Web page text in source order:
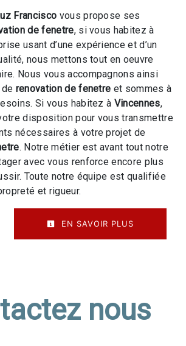
Francisco vous propose ses
de fenetre, si vous habitez à
usant d’une expérience et d’un
nous mettons tout en oeuvre
Nous vous accompagnons ainsi
renovation de fenetre et sommes à
Si vous habitez à Vincennes,
disposition pour vous transmettre
nécessaires à votre projet de
. Notre métier est avant tout notre
avec vous renforce encore plus
Toute notre équipe est qualifiée
et rigueur.
EN SAVOIR PLUS
nous